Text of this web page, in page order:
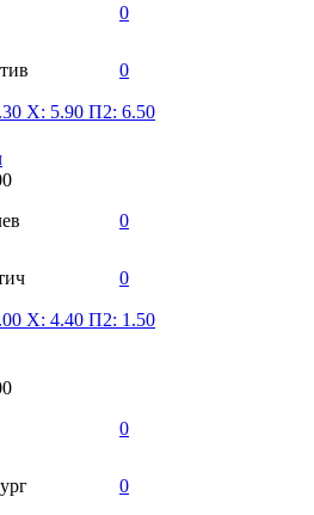
0
0
X: 5.90 П2: 6.50
0
0
X: 4.40 П2: 1.50
0
0